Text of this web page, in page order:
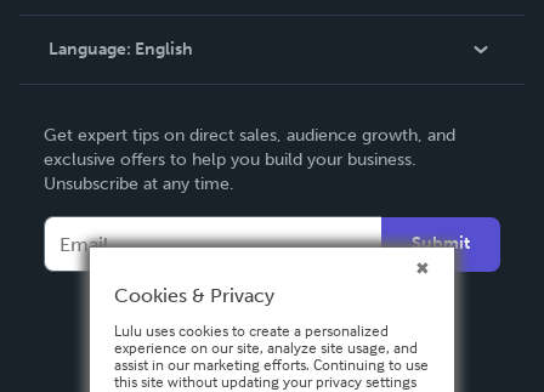
Knowledge Base
Contact Support
Language: English
Deutsch
Français
Español
Get expert tips on direct sales, audience growth, and
exclusive offers to help you build your business.
Unsubscribe at any time.
Submit
Cookies & Privacy
Lulu uses cookies to create a personalized
experience on our site, analyze site usage, and
assist in our marketing efforts. Continuing to use
this site without updating your privacy settings